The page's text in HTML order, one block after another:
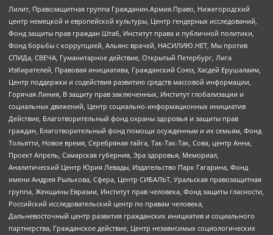
Лилит, Правозащитная группа Гражданин.Армия.Право, Нижегородский
центр немецкой и европейской культуры, Центр гендерных исследований,
Фонд защиты прав граждан Штаб, Институт права и публичной политики,
Фонд борьбы с коррупцией, Альянс врачей, НАСИЛИЮ.НЕТ, Мы против
СПИДа, СВЕЧА, Гуманитарное действие, Открытый Петербург, Лига
Избирателей, Правовая инициатива, Гражданский Союз, Хасдей Ерушалаим,
Центр поддержки и содействия развитию средств массовой информации,
Горячая Линия, В защиту прав заключенных, Институт глобализации и
социальных движений, Центр социально-информационных инициатив
Действие, Благотворительный фонд охраны здоровья и защиты прав
граждан, Благотворительный фонд помощи осужденным и их семьям, Фонд
Тольятти, Новое время, Серебряная тайга, Так-Так-Так, Сова, центр Анна,
Проект Апрель, Самарская губерния, Эра здоровья, Мемориал,
Аналитический Центр Юрия Левады, Издательство Парк Гагарина, Фонд
имени Андрея Рылькова, Сфера, Центр СИБАЛЬТ, Уральская правозащитная
группа, Женщины Евразии, Институт прав человека, Фонд защиты гласности,
Российский исследовательский центр по правам человека,
Дальневосточный центр развития гражданских инициатив и социального
партнерства, Гражданское действие, Центр независимых социологических